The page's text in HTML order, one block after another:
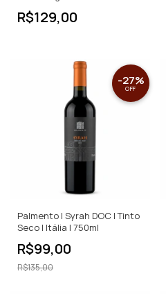
R$129,00
Palmento | Syrah DOC | Tinto
Seco | Itália | 750ml
R$99,00
-27%
OFF
R$135,00